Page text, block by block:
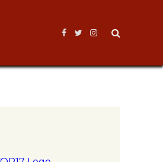
Facebook
TwitterInstagram